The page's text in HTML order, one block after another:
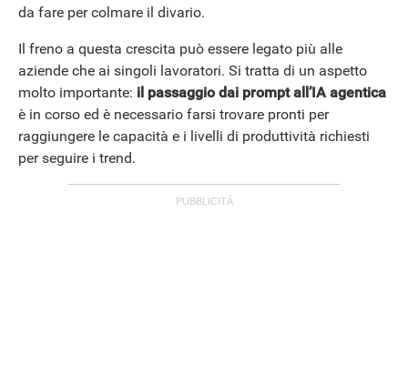
da fare per colmare il divario.
Il freno a questa crescita può essere legato più alle
aziende che ai singoli lavoratori. Si tratta di un aspetto
molto importante: il passaggio dai prompt all’IA agentica
è in corso ed è necessario farsi trovare pronti per
raggiungere le capacità e i livelli di produttività richiesti
per seguire i trend.